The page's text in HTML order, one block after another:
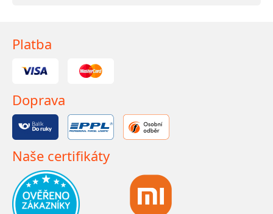
Platba
Doprava
Naše certifikáty